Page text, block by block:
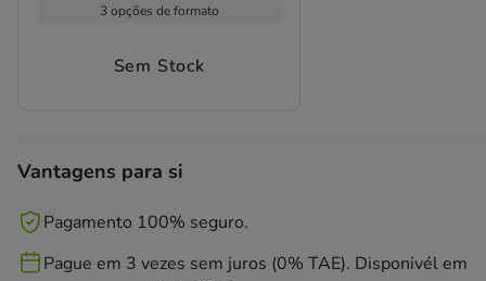
3 opções de formato
Sem Stock
Vantagens para si
Pagamento 100% seguro.
Pague em 3 vezes sem juros (0% TAE). Disponivél em